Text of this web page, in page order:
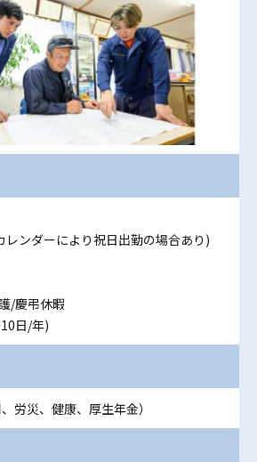
ンダーにより祝日出勤の場合あり)
/慶弔休暇
日/年)
労災、健康、厚生年金）